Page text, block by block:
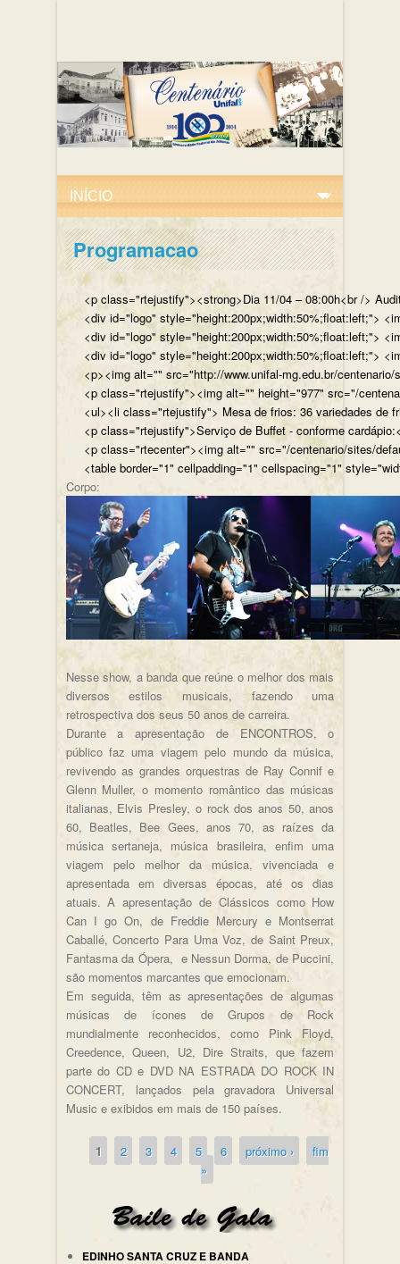
Programacao
<p class="rtejustify"><strong>Dia 11/04 – 08:00h<br />
<div id="logo" style="height:200px;width:50%;float:left;">
<div id="logo" style="height:200px;width:50%;float:left;">
<div id="logo" style="height:200px;width:50%;float:left;">
<p><img alt="" src="http://www.unifal-mg.edu.br/
<p class="rtejustify"><img alt="" height="977" src="/
<ul><li class="rtejustify"> Mesa de frios: 36 variedades de
<p class="rtejustify">Serviço de Buffet - conforme
<p class="rtecenter"><img alt="" src="/centenario/sites/
<table border="1" cellpadding="1" cellspacing="1"
Corpo:
Nesse show, a banda que reúne o melhor dos mais
diversos estilos musicais, fazendo uma
retrospectiva dos seus 50 anos de carreira.
Durante a apresentação de ENCONTROS, o
público faz uma viagem pelo mundo da música,
revivendo as grandes orquestras de Ray Connif e
Glenn Muller, o momento romântico das músicas
italianas, Elvis Presley, o rock dos anos 50, anos
60, Beatles, Bee Gees, anos 70, as raízes da
música sertaneja, música brasileira, enfim uma
viagem pelo melhor da música, vivenciada e
apresentada em diversas épocas, até os dias
atuais. A apresentação de Clássicos como How
Can I go On, de Freddie Mercury e Montserrat
Caballé, Concerto Para Uma Voz, de Saint Preux,
Fantasma da Ópera, e Nessun Dorma, de Puccini,
são momentos marcantes que emocionam.
Em seguida, têm as apresentações de algumas
músicas de ícones de Grupos de Rock
mundialmente reconhecidos, como Pink Floyd,
Creedence, Queen, U2, Dire Straits, que fazem
parte do CD e DVD NA ESTRADA DO ROCK IN
CONCERT, lançados pela gravadora Universal
Music e exibidos em mais de 150 países.
Páginas
1 2 3 4 5 6 próximo ›
fim
»
EDINHO SANTA CRUZ E BANDA